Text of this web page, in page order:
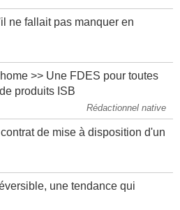
ne fallait pas manquer en
>> Une FDES pour toutes
produits ISB
Rédactionnel native
de mise à disposition d'un
une tendance qui